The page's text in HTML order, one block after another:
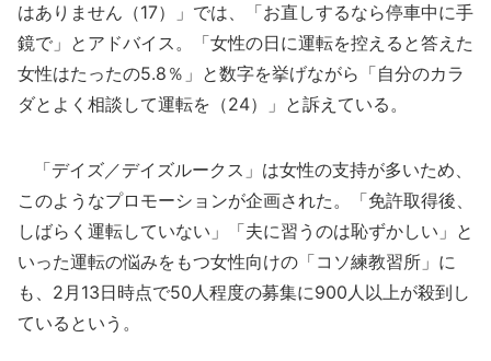
はありません（17）」では、「お直しするなら停車中に手
鏡で」とアドバイス。「女性の日に運転を控えると答えた
女性はたったの5.8％」と数字を挙げながら「自分のカラ
ダとよく相談して運転を（24）」と訴えている。
「デイズ／デイズルークス」は女性の支持が多いため、
このようなプロモーションが企画された。「免許取得後、
しばらく運転していない」「夫に習うのは恥ずかしい」と
いった運転の悩みをもつ女性向けの「コソ練教習所」に
も、2月13日時点で50人程度の募集に900人以上が殺到し
ているという。